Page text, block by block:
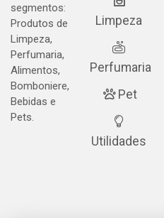
segmentos:
Produtos de
Limpeza,
Perfumaria,
Alimentos,
Bomboniere,
Bebidas e
Pets.
Limpeza
Perfumaria
Pet
Utilidades